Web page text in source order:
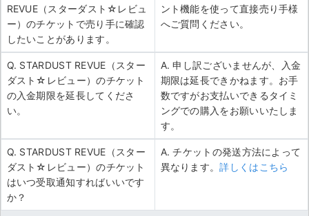
REVUE（スターダスト☆レビュ
ー）のチケットで売り手に確認
したいことがあります。
ント機能を使って直接売り手様
へご質問ください。
Q. STARDUST REVUE（スター
ダスト☆レビュー）のチケット
の入金期限を延長してくださ
い。
A. 申し訳ございませんが、入金
期限は延長できかねます。お手
数ですがお支払いできるタイミ
ングでの購入をお願いいたしま
す。
Q. STARDUST REVUE（スター
ダスト☆レビュー）のチケット
はいつ受取通知すればいいです
か？
A. チケットの発送方法によって
異なります。詳しくはこちら